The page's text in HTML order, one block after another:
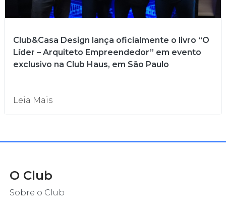
Club&Casa Design lança oficialmente o livro “O
Líder – Arquiteto Empreendedor” em evento
exclusivo na Club Haus, em São Paulo
Leia Mais
O Club
Sobre o Club